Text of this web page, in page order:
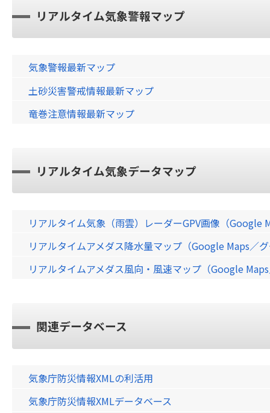
リアルタイム気象警報マップ
気象警報最新マップ
土砂災害警戒情報最新マップ
竜巻注意情報最新マップ
リアルタイム気象データマップ
リアルタイム気象（雨雲）レーダーGPV画像（Google
リアルタイムアメダス降水量マップ（Google Maps／
リアルタイムアメダス風向・風速マップ（Google
関連データベース
気象庁防災情報XMLの利活用
気象庁防災情報XMLデータベース